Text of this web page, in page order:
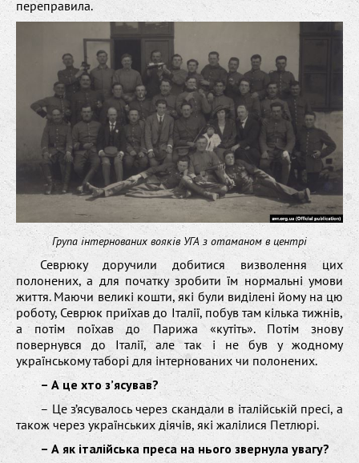
переправила.
Група інтернованих вояків УГА з отаманом в центрі
Севрюку доручили добитися визволення цих
полонених, а для початку зробити їм нормальні умови
життя. Маючи великі кошти, які були виділені йому на цю
роботу, Севрюк приїхав до Італії, побув там кілька тижнів,
а потім поїхав до Парижа «кутіть». Потім знову
повернувся до Італії, але так і не був у жодному
українському таборі для інтернованих чи полонених.
– А це хто з’ясував?
– Це з’ясувалось через скандали в італійській пресі, а
також через українських діячів, які жалілися Петлюрі.
– А як італійська преса на нього звернула увагу?